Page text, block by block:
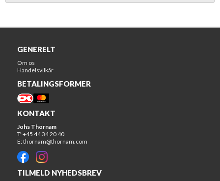
GENERELT
Om os
Handelsvilkår
BETALINGSFORMER
KONTAKT
Johs Thornam
T: +45 44 34 20 40
E:thornam@thornam.com
TILMELD NYHEDSBREV